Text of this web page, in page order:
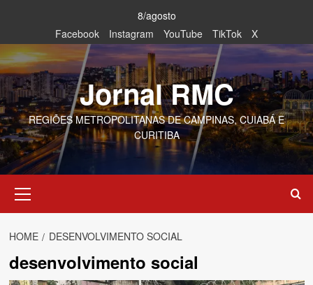
content
8/agosto
Facebook
Instagram YouTube TikTok X
Jornal RMC
REGIÕES METROPOLITANAS DE CAMPINAS, CUIABÁ E
CURITIBA
Menu
HOME DESENVOLVIMENTO SOCIAL
desenvolvimento social